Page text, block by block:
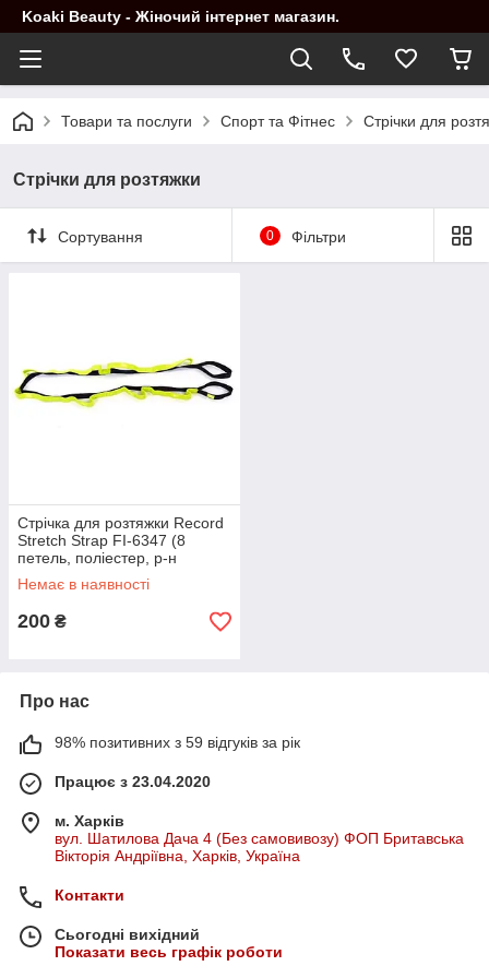
Koaki Beauty - Жіночий інтернет магазин.
Товари та послуги Спорт та Фітнес Стрічки для
Стрічки для розтяжки
Сортування 0 Фільтри
Стрічка для розтяжки Record
Stretch Strap FI-6347 (8
петель, поліестер, р-н
2,5х180см, чорний-
лимонний)
Немає в наявності
200 ₴
Про нас
98% позитивних з 59 відгуків за рік
Працює з 23.04.2020
м. Харків
вул. Шатилова Дача 4 (Без самовивозу) ФОП Бритавська
Вікторія Андріївна, Харків, Україна
Контакти
Сьогодні вихідний
Показати весь графік роботи